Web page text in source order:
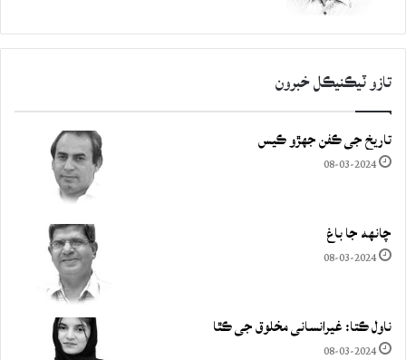
تازو ٽيڪنيڪل خبرون
تاريخ جي ڪفن جھڙو ڪيس
08-03-2024
چانهه جا باغ
08-03-2024
ناول ڪتا: غيرانساني مخلوق جي ڪٿا
08-03-2024